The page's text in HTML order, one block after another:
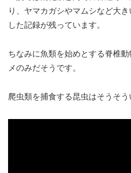
り、ヤマカガシやマムシなど大
した記録が残っています。
ちなみに魚類を始めとする脊椎
メのみだそうです。
爬虫類を捕食する昆虫はそうそう